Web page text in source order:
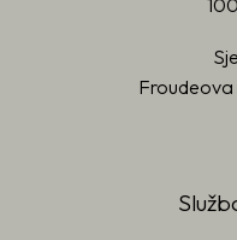
Froudeova